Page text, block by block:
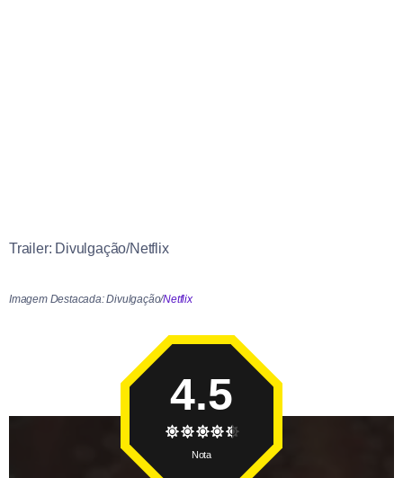
Trailer: Divulgação/Netflix
Imagem Destacada: Divulgação/Netflix
4.5
Nota